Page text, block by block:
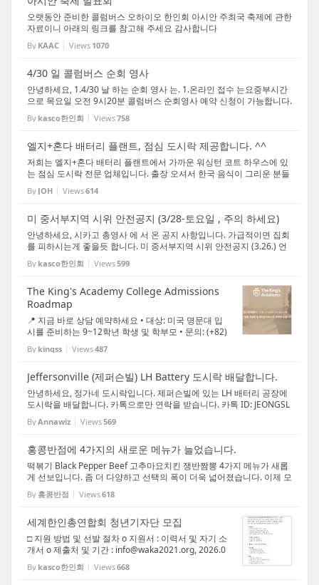
오랫동안 준비한 콜럼버스 오하이오 한인회 아시안 주최국 축제에 관한
자료이니 아래의 링크를 참고해 주세요 감사합니다
By KAAC Views 1070
4/30 일 콜럼버스 순회 영사
안녕하세요, 1.4/30 날 하는 순회 영사 는. 1.온라인 접수 는요중부시간
으로 목요일 오전 9시20분 콜럼버스 순회영사 예약 신청이 가능합니다.
2.예약 오픈이후 빠르게 예약이 완료될 것으로 예상하고 있으며, 예약
을 못하시는 분은 4.30(목) 오전에 방문하여 ...
By kasco한인회 Views758
엘지+혼다 배터리 플랜트, 점심 도시락 제공합니다. ^^
저희는 엘지+혼다 배터리 플랜트에서 가까운 워싱턴 코트 하우스에 있
는 점심 도시락 전문 업체입니다. 출장 오셔서 한국 음식이 그리운 분들
연락 주세요. 성심껏 서비스를 제공합니다. 연락은 jacoboh1118@gma
il.com / 614-400-0497 입니다. 샬롬게스트하우...
By JOH Views614
미 중서부지역 시위 안전공지 (3/28-토요일 , 주의 하세요)
안녕하세요, 시카고 총영사 에 서 온 공지 사항입니다. 가급적이면 집회
를 피하시는게 좋을듯 합니다. 미 중서부지역 시위 안전공지 (3.26.) 언
론 보도에 따르면, 2026년 3월 28일 미국 전역에서 "No Kings Day" 시
위가 예정되어 있으며, 중서부 지역 주요 도...
By kasco한인회 Views599
The King's Academy College Admissions
Roadmap
📍 지금 바로 상담 예약하세요 • 대상: 미국 명문대 입
시를 준비하는 9~12학년 학생 및 학부모 • 문의: (+82)
2 - 6953 - 0988 +1 번호 남겨주시면 +1 번호로 상담
가능합니다. Official Website: http://www.kingsacad
By kingss Views487
Jeffersonville (제퍼슨빌) LH Battery 도시락 배달합니다.
안녕하세요, 정가네 도시락입니다. 제퍼슨빌에 있는 LH 배터리 공장에
도시락을 배달합니다. 카톡으로만 연락을 받습니다. 카톡 ID: JEONGSL
ByAnnawiz Views569
홍콩반점에 4가지의 새로운 메뉴가 늘었습니다.
떡볶기 Black Pepper Beef 고추마요치킨 쟁반짬뽕 4가지 메뉴가 새롭
게 선보입니다. 좀 더 다양하고 선택의 폭이 더욱 넓어졌습니다. 이제 모
든 홍콩반점의 메뉴가 완성되었습니다. 고객 만족을 위해 최선을 다하
겠습니다. 최고의 맛을 위해 열심히 노력하겠습...
By 홍콩반점 Views618
세계한인총연합회 청년기자단 모집
□ 지원 방법 및 선발 절차 o 지원서 : 이력서 및 자기 소
개서 o 제출처 및 기간 : info@waka2021.org, 2026.0
3.06. o 선발 절차 : 1차 서류 전형, 2차 화상 면접 o 기
타 문의사항 : +82-2-523-0336 또는 info@waka202
By kasco한인회 Views668